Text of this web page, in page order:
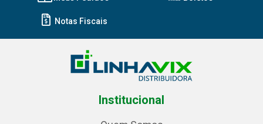
Notas Fiscais
Institucional